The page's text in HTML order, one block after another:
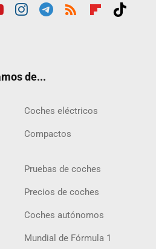
de...
Coches eléctricos
Compactos
Pruebas de coches
Precios de coches
Coches autónomos
Mundial de Fórmula 1